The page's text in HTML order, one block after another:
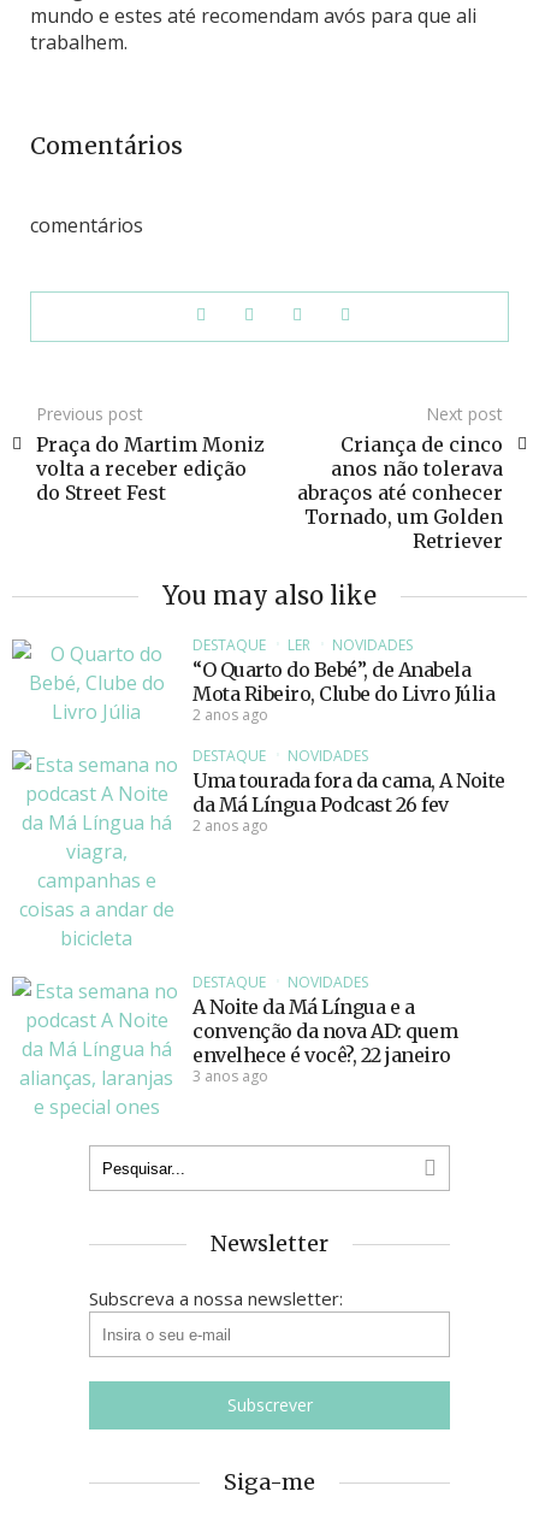
mundo e estes até recomendam avós para que ali
trabalhem.
Comentários
comentários
Previous post
Praça do Martim Moniz
volta a receber edição
do Street Fest
Next post
Criança de cinco
anos não tolerava
abraços até conhecer
Tornado, um Golden
Retriever
You may also like
DESTAQUE LER NOVIDADES
“O Quarto do Bebé”, de Anabela
Mota Ribeiro, Clube do Livro Júlia
2 anos ago
DESTAQUE
NOVIDADES
Uma tourada fora da cama, A Noite
da Má Língua Podcast 26 fev
2 anos ago
DESTAQUE NOVIDADES
A Noite da Má Língua e a
convenção da nova AD: quem
envelhece é você?, 22 janeiro
3 anos ago
Newsletter
Subscreva a nossa newsletter:
Siga-me